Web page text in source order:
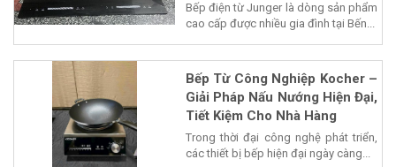
Bếp điện từ Junger là dòng sản phẩm
cao cấp được nhiều gia đình tại Bến...
Bếp Từ Công Nghiệp Kocher –
Giải Pháp Nấu Nướng Hiện Đại,
Tiết Kiệm Cho Nhà Hàng
Trong thời đại công nghệ phát triển,
các thiết bị bếp hiện đại ngày càng...